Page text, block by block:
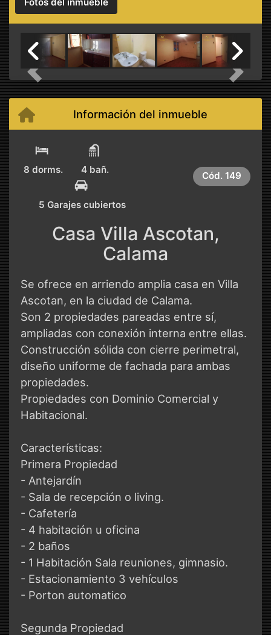
Previous Next
Información del inmueble
8 dorms. 4 bañ.
5 Garajes cubiertos
Cód. 149
Casa Villa Ascotan,
Calama
Se ofrece en arriendo amplia casa en Villa
Ascotan, en la ciudad de Calama.
Son 2 propiedades pareadas entre sí,
ampliadas con conexión interna entre ellas.
Construcción sólida con cierre perimetral,
diseño uniforme de fachada para ambas
propiedades.
Propiedades con Dominio Comercial y
Habitacional.
Características:
Primera Propiedad
- Antejardín
- Sala de recepción o living.
- Cafetería
- 4 habitación u oficina
- 2 baños
- 1 Habitación Sala reuniones, gimnasio.
- Estacionamiento 3 vehículos
- Porton automatico
Segunda Propiedad